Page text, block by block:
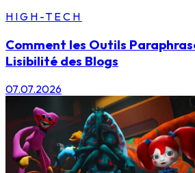
HIGH-TECH
Comment les Outils
Lisibilité des Blogs
07.07.2026